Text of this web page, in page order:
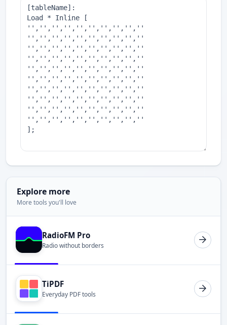
Explore more
More tools you'll love
RadioFM Pro
Radio without borders
TiPDF
Everyday PDF tools